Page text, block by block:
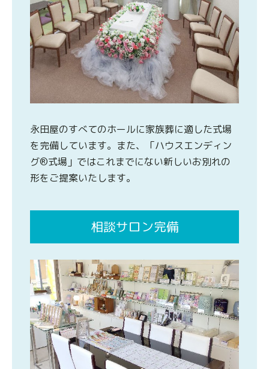
永田屋のすべてのホールに家族葬に適した式場
を完備しています。また、「ハウスエンディン
グ®式場」ではこれまでにない新しいお別れの
形をご提案いたします。
相談サロン完備